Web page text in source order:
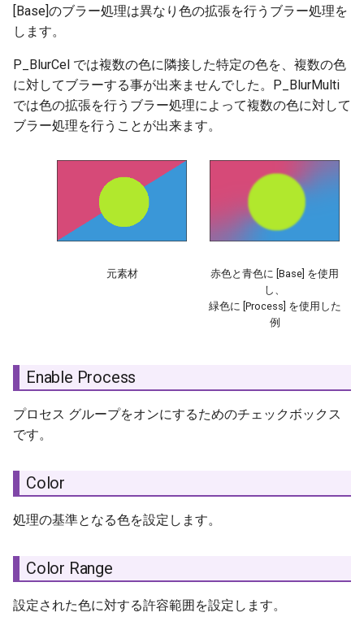
[Base]のブラー処理は異なり色の拡張を行うブラー処理を
します。
P_BlurCel では複数の色に隣接した特定の色を、複数の色
に対してブラーする事が出来ませんでした。P_BlurMulti
では色の拡張を行うブラー処理によって複数の色に対して
ブラー処理を行うことが出来ます。
元素材
赤色と青色に [Base] を使用
し、
緑色に [Process] を使用した
例
Enable Process
プロセス グループをオンにするためのチェックボックス
です。
Color
処理の基準となる色を設定します。
Color Range
設定された色に対する許容範囲を設定します。